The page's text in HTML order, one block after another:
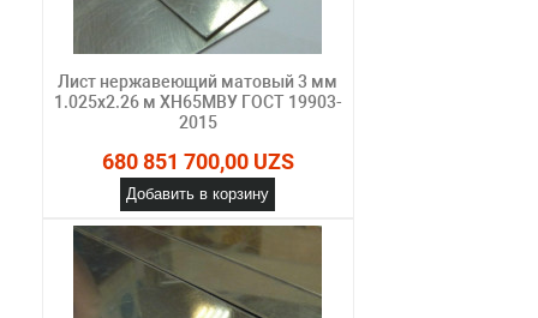
Лист нержавеющий матовый 3 мм
1.025х2.26 м ХН65МВУ ГОСТ 19903-
2015
680 851 700,00 UZS
Добавить в корзину